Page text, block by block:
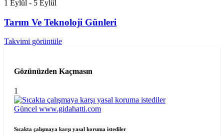
1 Eylül - 5 Eylül
Tarım Ve Teknoloji Günleri
Takvimi görüntüle
Gözünüzden Kaçmasın
1
Güncel www.gidahatti.com
Sıcakta çalışmaya karşı yasal koruma istediler